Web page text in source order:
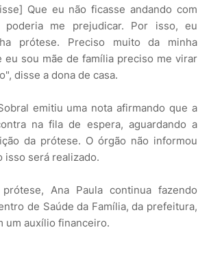
Que eu não ficasse andando com
poderia me prejudicar. Por isso, eu
prótese. Preciso muito da minha
eu sou mãe de família preciso me virar
disse a dona de casa.
emitiu uma nota afirmando que a
na fila de espera, aguardando a
da prótese. O órgão não informou
isso será realizado.
Ana Paula continua fazendo
de Saúde da Família, da prefeitura,
um auxílio financeiro.